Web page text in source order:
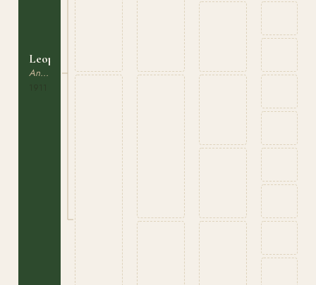
Leopold
Anglonormand